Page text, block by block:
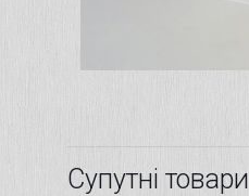
Супутні товари